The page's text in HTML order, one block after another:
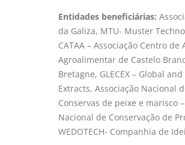
Entidades beneficiárias:
da Galiza, MTU- Muster
CATAA – Associação Centro de
Agroalimentar de Castelo
Bretagne, GLECEX – Global
Extracts, Associação Nacional
Conservas de peixe e marisco
Nacional de Conservação de
WEDOTECH- Companhia de